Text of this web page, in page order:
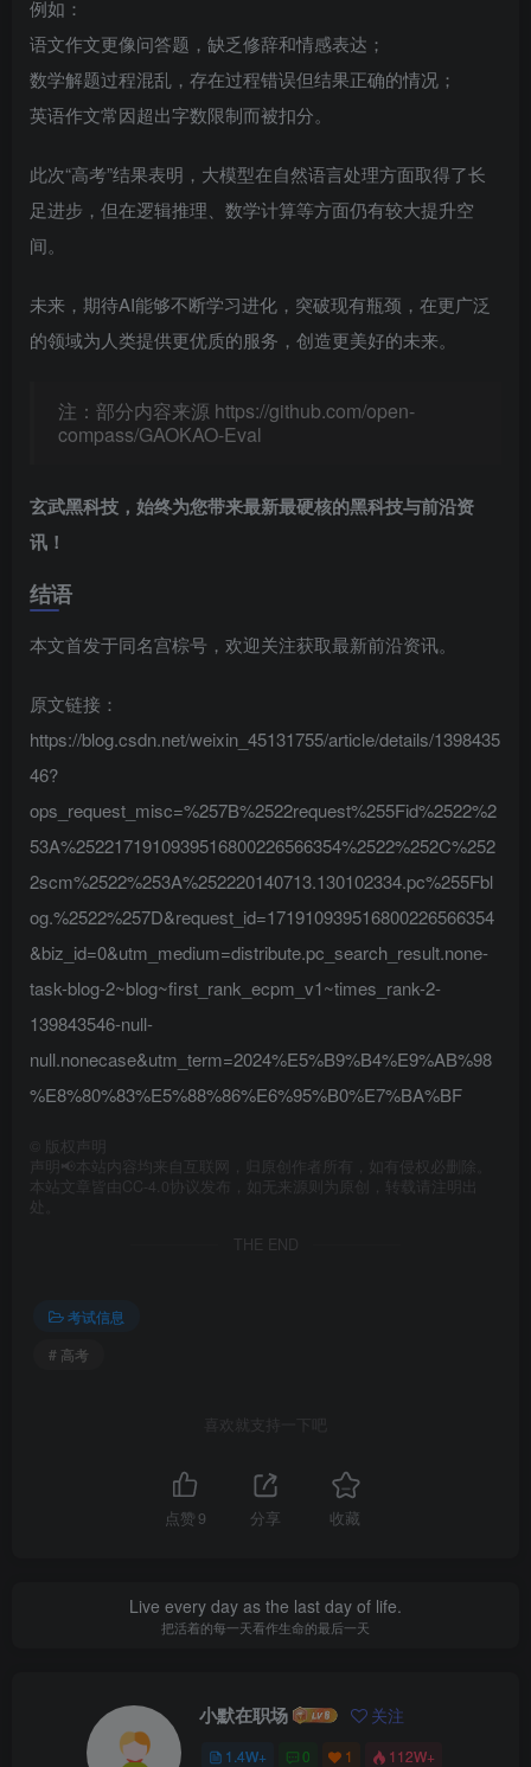
例如：
语文作文更像问答题，缺乏修辞和情感表达；
数学解题过程混乱，存在过程错误但结果正确的情况；
英语作文常因超出字数限制而被扣分。
此次“高考”结果表明，大模型在自然语言处理方面取得了长
足进步，但在逻辑推理、数学计算等方面仍有较大提升空
间。
未来，期待AI能够不断学习进化，突破现有瓶颈，在更广泛
的领域为人类提供更优质的服务，创造更美好的未来。
注：部分内容来源 https://github.com/open-
compass/GAOKAO-Eval
玄武黑科技，始终为您带来最新最硬核的黑科技与前沿资
讯！
结语
本文首发于同名宫棕号，欢迎关注获取最新前沿资讯。
原文链接：
https://blog.csdn.net/weixin_45131755/article/details/1398435
46?
ops_request_misc=%257B%2522request%255Fid%2522%2
53A%2522171910939516800226566354%2522%252C%252
2scm%2522%253A%252220140713.130102334.pc%255Fbl
og.%2522%257D&request_id=171910939516800226566354
&biz_id=0&utm_medium=distribute.pc_search_result.none-
task-blog-2~blog~first_rank_ecpm_v1~times_rank-2-
139843546-null-
null.nonecase&utm_term=2024%E5%B9%B4%E9%AB%98
%E8%80%83%E5%88%86%E6%95%B0%E7%BA%BF
版权声明
声明📢本站内容均来自互联网，归原创作者所有，如有侵权必删除。
本站文章皆由CC-4.0协议发布，如无来源则为原创，转载请注明出
处。
THE END
考试信息
# 高考
喜欢就支持一下吧
点赞 9 分享 收藏
Live every day as the last day of life.
把活着的每一天看作生命的最后一天
小默在职场 关注
1.4W+ 0 1 112W+